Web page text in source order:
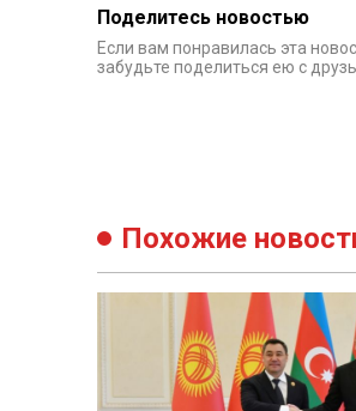
Поделитесь новостью
Если вам понравилась эта
забудьте поделиться ею с
Похожие